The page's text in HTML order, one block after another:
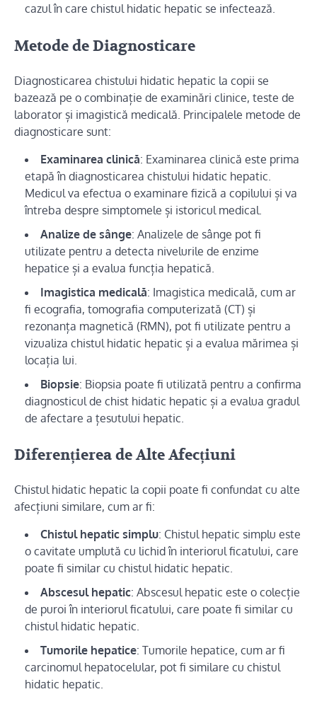
cazul în care chistul hidatic hepatic se infectează.
Metode de Diagnosticare
Diagnosticarea chistului hidatic hepatic la copii se
bazează pe o combinație de examinări clinice, teste de
laborator și imagistică medicală. Principalele metode de
diagnosticare sunt:
Examinarea clinică: Examinarea clinică este prima
etapă în diagnosticarea chistului hidatic hepatic.
Medicul va efectua o examinare fizică a copilului și va
întreba despre simptomele și istoricul medical.
Analize de sânge: Analizele de sânge pot fi
utilizate pentru a detecta nivelurile de enzime
hepatice și a evalua funcția hepatică.
Imagistica medicală: Imagistica medicală, cum ar
fi ecografia, tomografia computerizată (CT) și
rezonanța magnetică (RMN), pot fi utilizate pentru a
vizualiza chistul hidatic hepatic și a evalua mărimea și
locația lui.
Biopsie: Biopsia poate fi utilizată pentru a confirma
diagnosticul de chist hidatic hepatic și a evalua gradul
de afectare a țesutului hepatic.
Diferențierea de Alte Afecțiuni
Chistul hidatic hepatic la copii poate fi confundat cu alte
afecțiuni similare, cum ar fi:
Chistul hepatic simplu: Chistul hepatic simplu este
o cavitate umplută cu lichid în interiorul ficatului, care
poate fi similar cu chistul hidatic hepatic.
Abscesul hepatic: Abscesul hepatic este o colecție
de puroi în interiorul ficatului, care poate fi similar cu
chistul hidatic hepatic.
Tumorile hepatice: Tumorile hepatice, cum ar fi
carcinomul hepatocelular, pot fi similare cu chistul
hidatic hepatic.